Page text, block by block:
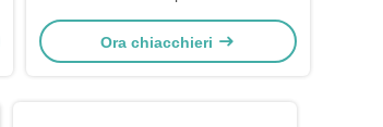
sistema di controllo elettronico PLC
per lamiere ondulate per tetti
Ora chiacchieri